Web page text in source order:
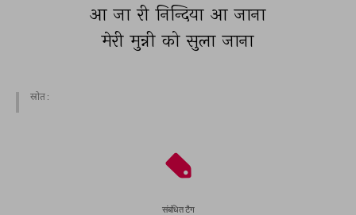
आ जा री निन्दिया आ जाना
मेरी मुन्नी को सुला जाना
स्रोत :
संबंधित टैग